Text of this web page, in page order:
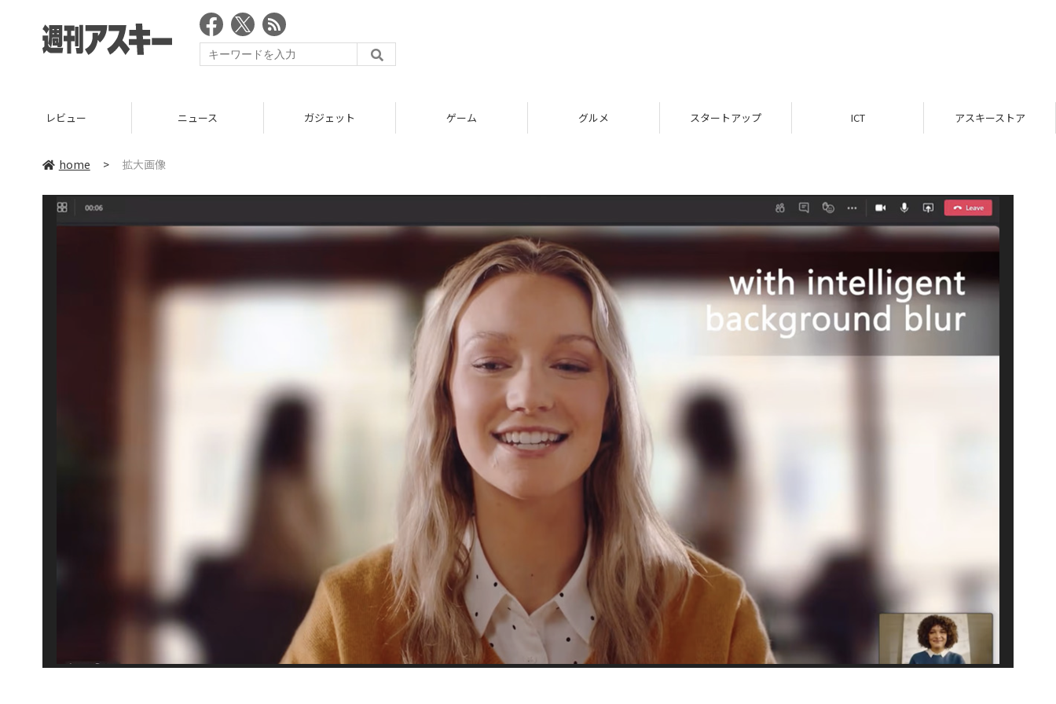
レビュー ニュース ガジェット ゲーム グルメ スタートアップ ICT アスキーストア
home > 拡大画像